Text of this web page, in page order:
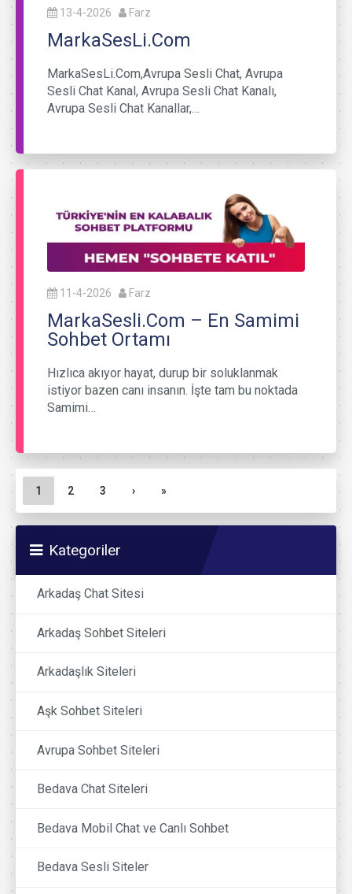
13-4-2026 Farz
MarkaSesLi.Com
MarkaSesLi.Com,Avrupa Sesli Chat, Avrupa
Sesli Chat Kanal, Avrupa Sesli Chat Kanalı,
Avrupa Sesli Chat Kanallar,…
11-4-2026 Farz
MarkaSesli.Com – En Samimi
Sohbet Ortamı
Hızlıca akıyor hayat, durup bir soluklanmak
istiyor bazen canı insanın. İşte tam bu noktada
Samimi…
Sayfa gezinme
Geçerli Sayfa
1 Sayfa
2 Sayfa
3 › »
Kategoriler
Arkadaş Chat Sitesi
Arkadaş Sohbet Siteleri
Arkadaşlık Siteleri
Aşk Sohbet Siteleri
Avrupa Sohbet Siteleri
Bedava Chat Siteleri
Bedava Mobil Chat ve Canlı Sohbet
Bedava Sesli Siteler